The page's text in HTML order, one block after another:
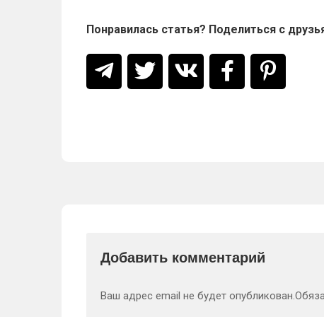
Понравилась статья? Поделиться с
Добавить комментарий
Ваш адрес email не будет опубликован.